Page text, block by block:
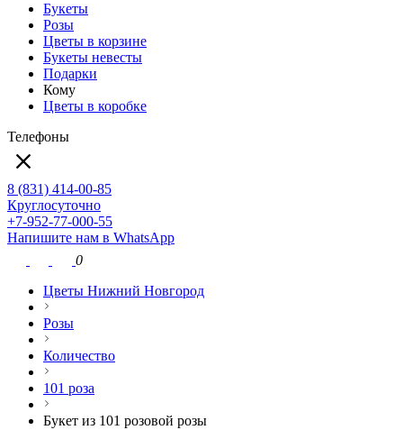
Букеты
Розы
Цветы в корзине
Букеты невесты
Подарки
Кому
Цветы в коробке
Телефоны
8 (831) 414-00-85
Круглосуточно
+7-952-77-000-55
Напишите нам в WhatsApp
0
Цветы Нижний Новгород
Розы
Количество
101 роза
Букет из 101 розовой розы